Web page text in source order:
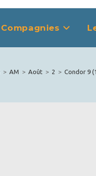
Compagnies
> AM > Août > 2 > Condor 9